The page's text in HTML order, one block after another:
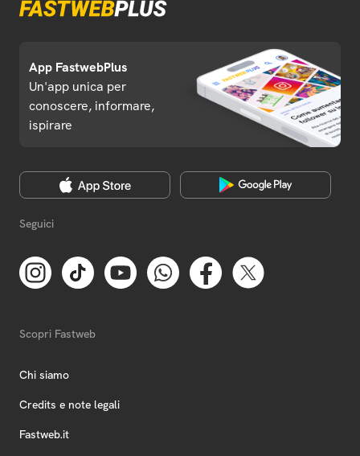
App FastwebPlus
Un'app unica per
conoscere, informare,
ispirare
Seguici
Scopri Fastweb
Chi siamo
Credits e note legali
Fastweb.it